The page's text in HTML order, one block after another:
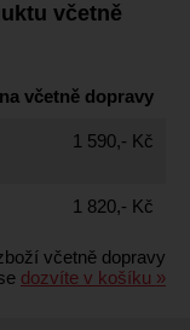
včetně
včetně dopravy
1 590,- Kč
1 820,- Kč
včetně dopravy
dozvíte v košíku »